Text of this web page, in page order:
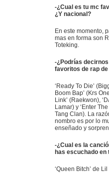
-¿Cual es tu mc
¿Y nacional?
En este momento,
mas en forma son
Toteking.
-¿Podrías decirnos
favoritos de rap
‘Ready To Die’
Boom Bap’ (Krs
Link’ (Raekwon),
Lamar) y ‘Enter
Tang Clan). La
nombro es por lo
enseñado y
-¿Cual es la
has escuchado en
‘Queen Bitch’ de